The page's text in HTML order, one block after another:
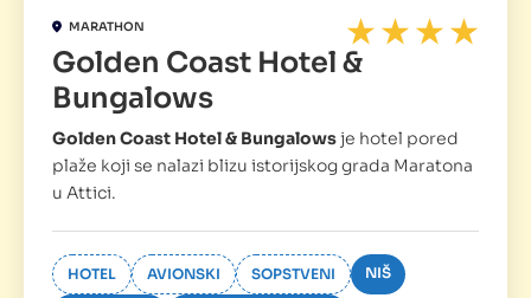
MARATHON
Golden Coast Hotel &
Bungalows
Golden Coast Hotel & Bungalowsje hotel pored
plaže koji se nalazi blizu istorijskog grada Maratona
u Attici.
HOTEL AVIONSKI SOPSTVENI NIŠ